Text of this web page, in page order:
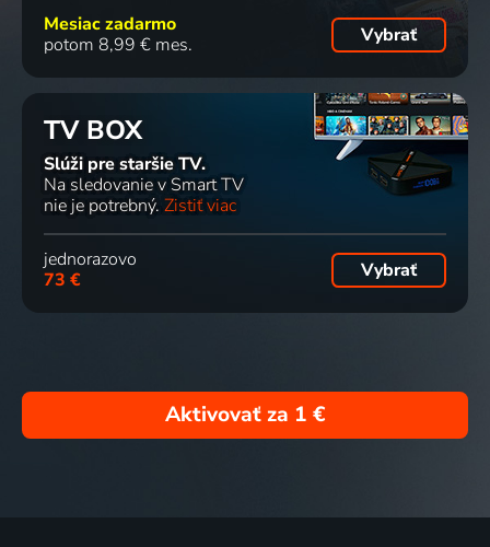
Mesiac zadarmo
potom 8,99 € mes.
Vybrať
TV BOX
Slúži pre staršie TV.
Na sledovanie v Smart TV
nie je potrebný. Zistiť viac
jednorazovo
73 €
Vybrať
Aktivovať za 1 €